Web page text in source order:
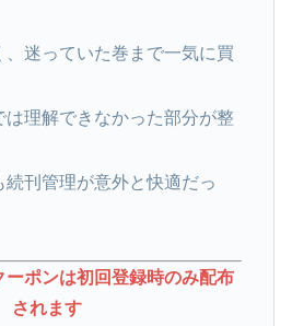
、迷っていた巻まで一気に買
は理解できなかった部分が整
続刊管理が意外と快適だっ
ポンは初回登録時のみ配布
されます